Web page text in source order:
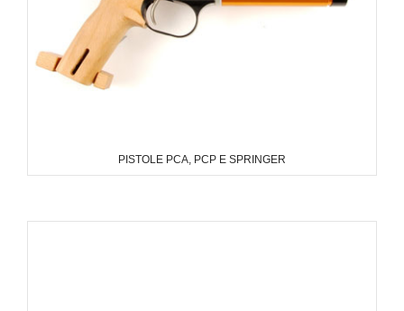
PISTOLE PCA, PCP E SPRINGER